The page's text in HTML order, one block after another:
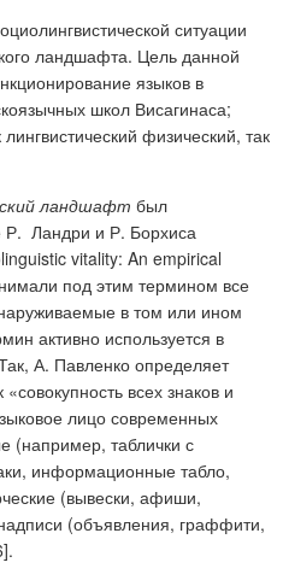
ситуации
ландшафта. Цель данной
языков в
школ Висагинаса;
физический, так
ландшафт был
Р. Ландри и Р. Борхиса
vitality: An empirical
под этим термином все
в том или ином
активно используется в
А. Павленко определяет
всех знаков и
лицо современных
(например, таблички с
информационные табло,
(вывески, афиши,
(объявления, граффити,